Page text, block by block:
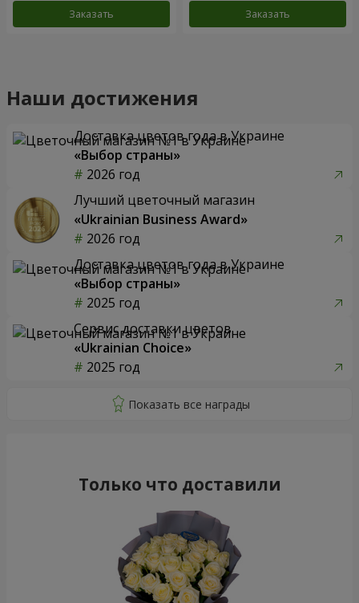
Заказать Заказать
Наши достижения
Доставка цветов года в Украине
«Выбор страны»
2026 год
Лучший цветочный магазин
«Ukrainian Business Award»
2026 год
Доставка цветов года в Украине
«Выбор страны»
2025 год
Сервис доставки цветов
«Ukrainian Choice»
2025 год
Только что доставили